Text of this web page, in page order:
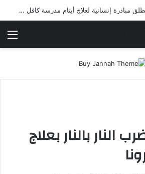
شرطة ميسان تلقي القبض على مطلقي العيارات النارية أثناء تشييع جنائزي في العمارة
النار بالنار بعلاج